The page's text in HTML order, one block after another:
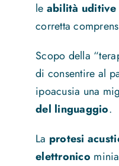
le abilità uditive
corretta
Scopo della
di consentire al
ipoacusia una
del linguaggio.
La protesi
elettronico